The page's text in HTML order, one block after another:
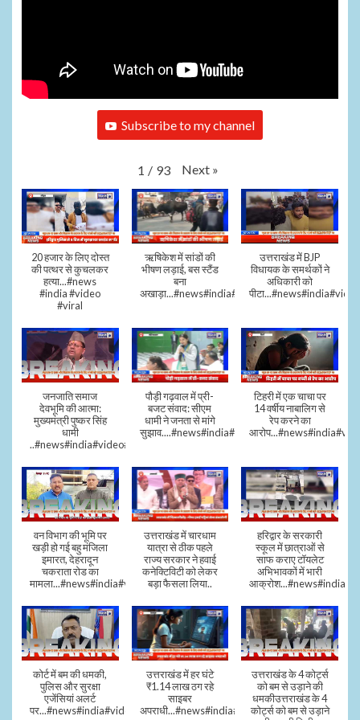
Subscribe to my channel
1 / 93 Next »
20 हजार के लिए दोस्त
की पत्थर से कुचलकर
हत्या...#news
#india #video
#viral
ऋषिकेश में सांडों की
भीषण लड़ाई, बस स्टैंड
बना
अखाड़ा...#news#india#video#viral
उत्तराखंड में BJP
विधायक के समर्थकों ने
अधिकारी को
जनजाति समाज
देवभूमि की आत्मा:
मुख्यमंत्री पुष्कर सिंह
धामी
..#news#india#video#viral
पौड़ी गढ़वाल में प्री-
बजट संवाद: सीएम
धामी ने जनता से मांगे
सुझाव....#news#india#video#viral
टिहरी में एक चाचा पर
14 वर्षीय नाबालिग से
रेप करने का
वन विभाग की भूमि पर
खड़ी हो गई बहु मंजिला
इमारत, देहरादून
चकराता रोड का
मामला...#news#india#video
उत्तराखंड में चारधाम
यात्रा से ठीक पहले
राज्य सरकार ने हवाई
कनेक्टिविटी को लेकर
बड़ा फैसला लिया..
हरिद्वार के सरकारी
स्कूल में छात्राओं से
साफ कराए टॉयलेट
अभिभावकों में भारी
आक्रोश...#news#india
कोर्ट में बम की धमकी,
पुलिस और सुरक्षा
एजेंसियां अलर्ट
पर...#news#india#video#viral
उत्तराखंड में हर घंटे
₹1.14 लाख ठग रहे
साइबर
अपराधी...#news#india#video#viral
उत्तराखंड के 4 कोर्ट्स
को बम से उड़ाने की
धमकीउत्तराखंड के 4
कोर्ट्स को बम से उड़ाने